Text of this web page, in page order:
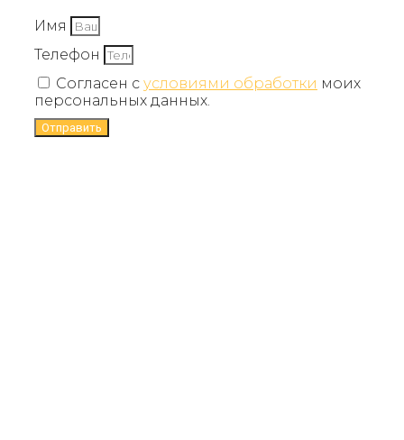
Имя
Телефон
Согласен с условиями обработки моих
персональных данных.
Отправить